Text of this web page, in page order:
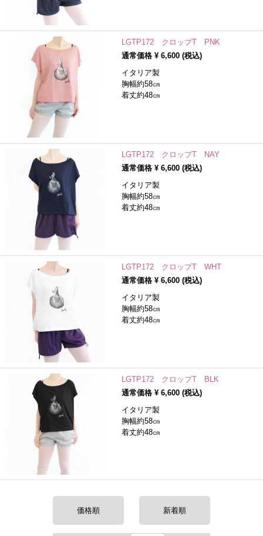
LGTP172 クロップT PNK
通常価格 ¥ 6,600(税込)
イタリア製
胸幅約58㎝
着丈約48㎝
LGTP172 クロップT NAY
通常価格 ¥ 6,600(税込)
イタリア製
胸幅約58㎝
着丈約48㎝
LGTP172 クロップT WHT
通常価格 ¥ 6,600(税込)
イタリア製
胸幅約58㎝
着丈約48㎝
LGTP172 クロップT BLK
通常価格 ¥ 6,600(税込)
イタリア製
胸幅約58㎝
着丈約48㎝
価格順 新着順